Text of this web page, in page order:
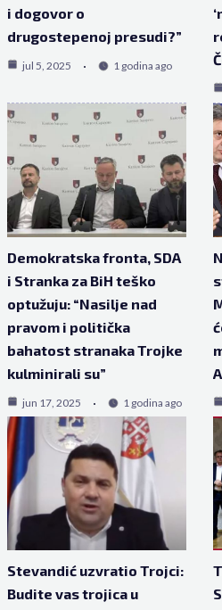
i dogovor o
drugostepenoj presudi?”
jul 5, 2025 1 godina ago
Demokratska fronta, SDA
i Stranka za BiH teško
optužuju: “Nasilje nad
pravom i politička
bahatost stranaka Trojke
kulminirali su”
jun 17, 2025 1 godina ago
Stevandić uzvratio Trojci:
Budite vas trojica u